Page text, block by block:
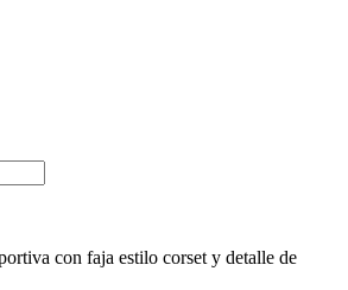
con faja estilo corset y detalle de